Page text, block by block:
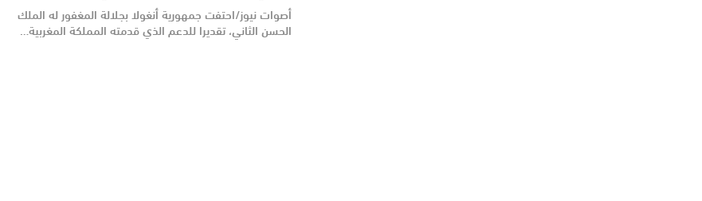
أصوات نيوز/احتفت جمهورية أنغولا بجلالة المغفور له الملك
الحسن الثاني، تقديرا للدعم الذي قدمته المملكة المغربية…